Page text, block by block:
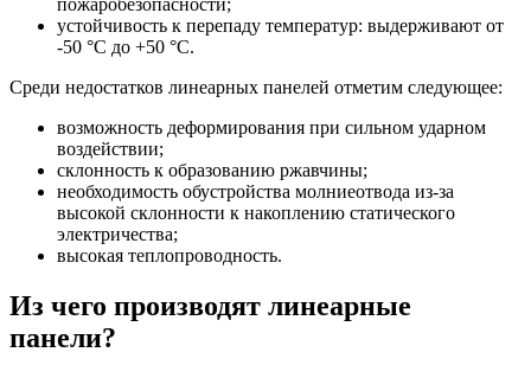
устойчивость к перепаду температур: выдерживают от
-50 °С до +50 °С.
Среди недостатков линеарных панелей отметим следующее:
возможность деформирования при сильном ударном
воздействии;
склонность к образованию ржавчины;
необходимость обустройства молниеотвода из-за
высокой склонности к накоплению статического
электричества;
высокая теплопроводность.
Из чего производят линеарные
панели?